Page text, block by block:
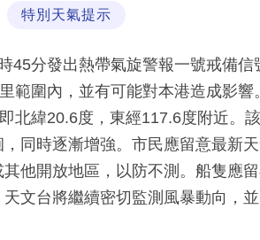
特別天氣提示
45分發出熱帶氣旋警報一號戒備
範圍內，並有可能對本港造成影
北緯20.6度，東經117.6度附近。
同時逐漸增強。市民應留意最新
他開放地區，以防不測。船隻應
文台將繼續密切監測風暴動向，並